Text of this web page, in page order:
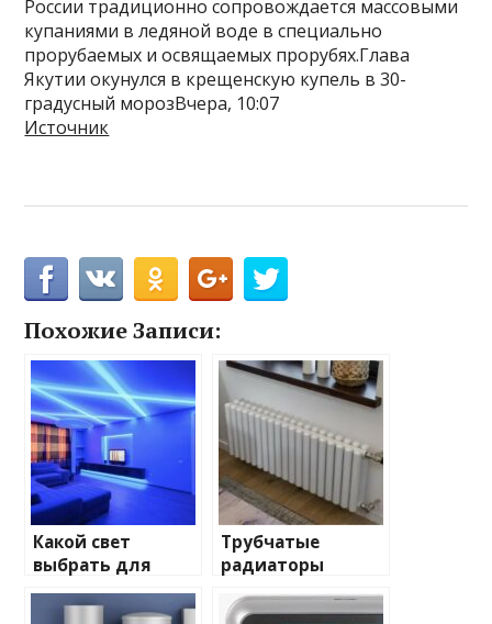
России традиционно сопровождается массовыми
купаниями в ледяной воде в специально
прорубаемых и освящаемых прорубях.Глава
Якутии окунулся в крещенскую купель в 30-
градусный морозВчера, 10:07
Источник
Похожие Записи:
Какой свет
выбрать для
домашнего
освещения
Трубчатые
радиаторы
и характеристики